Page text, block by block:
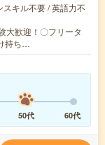
キル不要 / 英語力不
大歓迎！〇フリータ
持ち…
50代 60代